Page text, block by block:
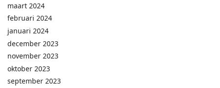
maart 2024
februari 2024
januari 2024
december 2023
november 2023
oktober 2023
september 2023